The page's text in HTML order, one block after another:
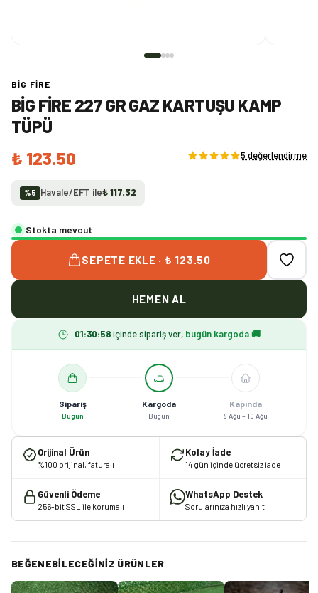
BIG FIRE
BIG FIRE 227 GR GAZ KARTUŞU KAMP
TÜPÜ
₺ 123.50
5 değerlendirme
%5 Havale/EFT ile₺ 117.32
Stokta mevcut
SEPETE EKLE · ₺ 123.50
HEMEN AL
01:30:58 içinde sipariş ver, bugün kargoda 🚚
Sipariş
Bugün
Kargoda
Bugün
Kapında
8 Ağu – 10 Ağu
Orijinal Ürün
%100 orijinal, faturalı
Kolay İade
14 gün içinde ücretsiz iade
Güvenli Ödeme
256-bit SSL ile korumalı
WhatsApp Destek
Sorularınıza hızlı yanıt
BEĞENEBILECEĞINIZ ÜRÜNLER